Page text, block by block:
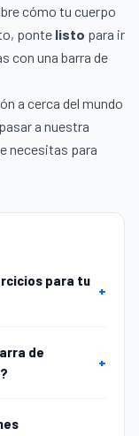
cómo tu cuerpo
ponte listo para ir
con una barra de
a cerca del mundo
a nuestra
necesitas para
para tu
+
de
+